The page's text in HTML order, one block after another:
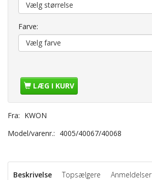
Farve:
LÆG I KURV
Fra: KWON
Model/varenr.: 4005/40067/40068
Beskrivelse Topsælgere Anmeldelser